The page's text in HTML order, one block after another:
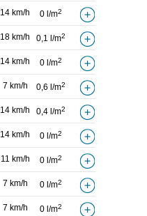
14 km/h 0 l/m2
18 km/h 0,1 l/m2
14 km/h 0 l/m2
7 km/h 0,6 l/m2
14 km/h 0,4 l/m2
14 km/h 0 l/m2
11 km/h 0 l/m2
7 km/h 0 l/m2
7 km/h 0 l/m2